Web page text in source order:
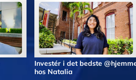
Investér i det bedste
hos Natalia